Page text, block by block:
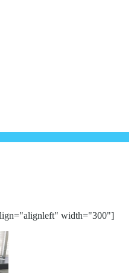
width="300"]